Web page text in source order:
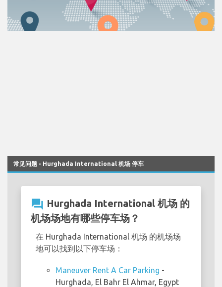
常见问题 - Hurghada International 机场 停车
question_answer Hurghada International 机场 的
机场场地有哪些停车场？
在 Hurghada International 机场 的机场场
地可以找到以下停车场：
Maneuver Rent A Car Parking -
Hurghada, El Bahr El Ahmar, Egypt